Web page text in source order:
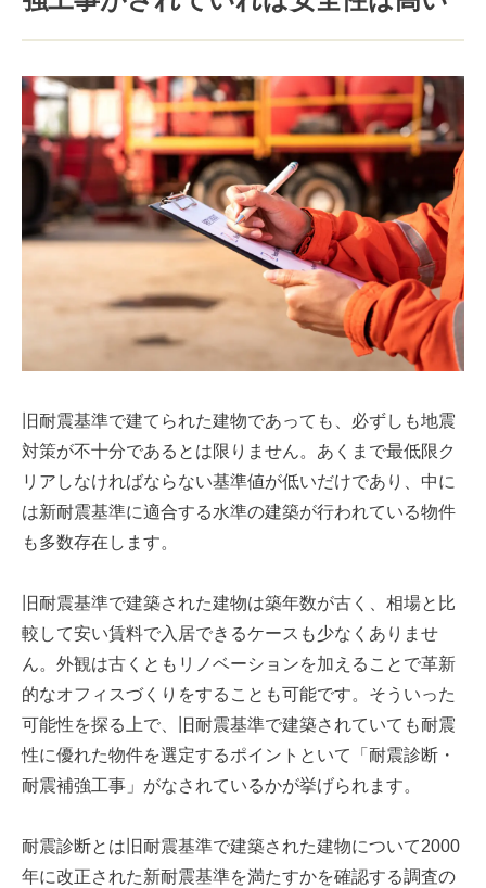
旧耐震基準で建てられた建物であっても、必ずしも地震
対策が不十分であるとは限りません。あくまで最低限ク
リアしなければならない基準値が低いだけであり、中に
は新耐震基準に適合する水準の建築が行われている物件
も多数存在します。
旧耐震基準で建築された建物は築年数が古く、相場と比
較して安い賃料で入居できるケースも少なくありませ
ん。外観は古くともリノベーションを加えることで革新
的なオフィスづくりをすることも可能です。そういった
可能性を探る上で、旧耐震基準で建築されていても耐震
性に優れた物件を選定するポイントといて「耐震診断・
耐震補強工事」がなされているかが挙げられます。
耐震診断とは旧耐震基準で建築された建物について2000
年に改正された新耐震基準を満たすかを確認する調査の